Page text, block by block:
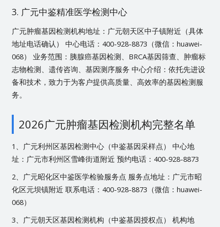
3. 广元中鉴精准医学检测中心
广元肿瘤基因检测机构地址：广元朝天区中子镇附近（具体
地址电话确认） 中心电话：400-928-8873（微信：huawei-
068） 业务范围：胰腺癌基因检测、BRCA基因筛查、肿瘤标
志物检测、遗传咨询、基因测序服务 中心介绍：依托先进设
备和技术，致力于为客户提供高质量、高效率的基因检测服
务。
2026广元肿瘤基因检测机构完整名单
1、广元利州区基因检测中心（中鉴基因采样点） 中心地
址：广元市利州区雪峰街道附近 预约电话：400-928-8873
2、广元昭化区中鉴医学检验服务点 服务点地址：广元市昭
化区元坝镇附近 联系电话：400-928-8873（微信：huawei-
068）
3、广元朝天区基因检测机构（中鉴基因授权点） 机构地